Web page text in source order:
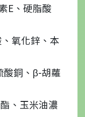
E、硬脂酸
氧化鋅、本
酸銅、β-胡蘿
、玉米油濃